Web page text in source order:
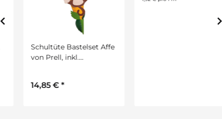
Schultüte Bastelset Affe
von Prell, inkl.
14,85 €*